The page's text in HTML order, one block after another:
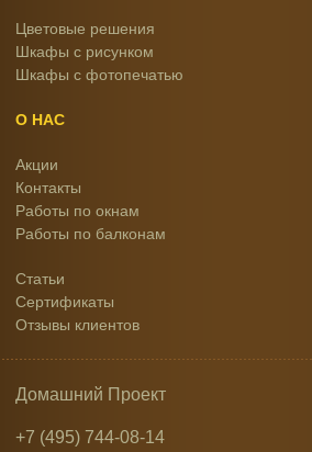
Цветовые решения
Шкафы с рисунком
Шкафы с фотопечатью
О НАС
Акции
Контакты
Работы по окнам
Работы по балконам
Статьи
Сертификаты
Отзывы клиентов
Домашний Проект
+7 (495) 744-08-14